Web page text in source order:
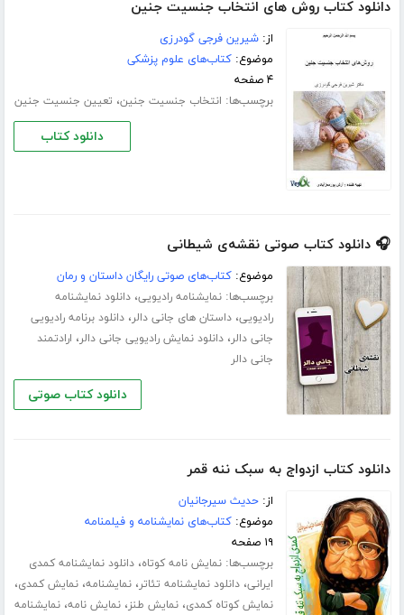
دانلود کتاب روش های انتخاب جنسیت جنین
از:شیرین فرجی گودرزی
موضوع:کتاب‌های علوم پزشکی
۴ صفحه
برچسب‌ها: انتخاب جنسیت جنین، تعیین جنسیت جنین
دانلود کتاب
🎧 دانلود کتاب صوتی نقشه‌ی شیطانی
موضوع:کتاب‌های صوتی رایگان داستان و رمان
برچسب‌ها:نمایشنامه رادیویی،دانلود نمایشنامه
رادیویی،داستان های جانی دالر،دانلود برنامه رادیویی
جانی دالر،دانلود نمایش رادیویی جانی دالر، ارادتمند
جانی دالر
دانلود کتاب صوتی
دانلود کتاب ازدواج به سبک ننه قمر
از:حدیث سیرجانیان
موضوع:کتاب‌های نمایشنامه و فیلمنامه
۱۹ صفحه
برچسب‌ها:نمایش نامه کوتاه،دانلود نمایشنامه کمدی
ایرانی،دانلود نمایشنامه تئاتر،نمایشنامه،نمایش کمدی،
نمایش کوتاه کمدی،نمایش طنز،نمایش نامه،نمایشنامه